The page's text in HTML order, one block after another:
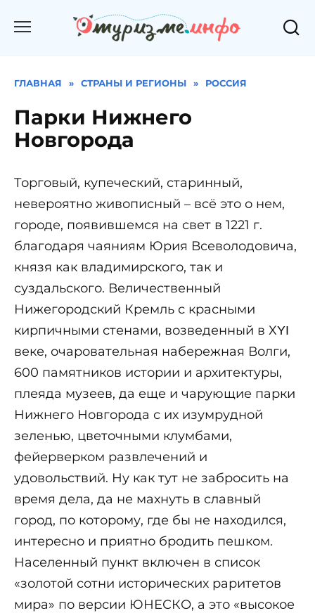
ГЛАВНАЯ » СТРАНЫ И РЕГИОНЫ » РОССИЯ
Парки Нижнего
Новгорода
Торговый, купеческий, старинный,
невероятно живописный – всё это о нем,
городе, появившемся на свет в 1221 г.
благодаря чаяниям Юрия Всеволодовича,
князя как владимирского, так и
суздальского. Величественный
Нижегородский Кремль с красными
кирпичными стенами, возведенный в ХΥΙ
веке, очаровательная набережная Волги,
600 памятников истории и архитектуры,
плеяда музеев, да еще и чарующие парки
Нижнего Новгорода с их изумрудной
зеленью, цветочными клумбами,
фейерверком развлечений и
удовольствий. Ну как тут не забросить на
время дела, да не махнуть в славный
город, по которому, где бы не находился,
интересно и приятно бродить пешком.
Населенный пункт включен в список
«золотой сотни исторических раритетов
мира» по версии ЮНЕСКО, а это «высокое